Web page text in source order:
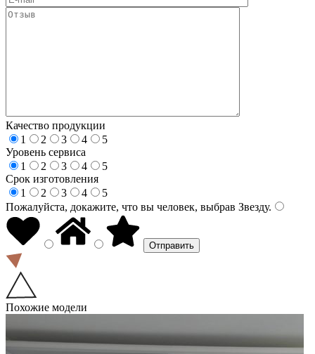
Качество продукции
1
2 3 4
5
Уровень сервиса
1
2 3 4
5
Срок изготовления
1
2 3 4
5
Пожалуйста, докажите, что вы человек, выбрав Звезду.
Похожие модели